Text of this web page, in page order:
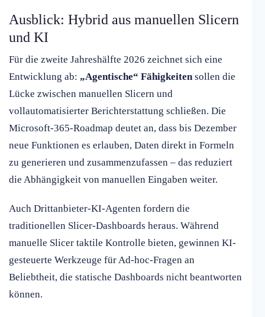
Ausblick: Hybrid aus manuellen Slicern
und KI
Für die zweite Jahreshälfte 2026 zeichnet sich eine
Entwicklung ab: „Agentische“ Fähigkeitensollen die
Lücke zwischen manuellen Slicern und
vollautomatisierter Berichterstattung schließen. Die
Microsoft-365-Roadmap deutet an, dass bis Dezember
neue Funktionen es erlauben, Daten direkt in Formeln
zu generieren und zusammenzufassen – das reduziert
die Abhängigkeit von manuellen Eingaben weiter.
Auch Drittanbieter-KI-Agenten fordern die
traditionellen Slicer-Dashboards heraus. Während
manuelle Slicer taktile Kontrolle bieten, gewinnen KI-
gesteuerte Werkzeuge für Ad-hoc-Fragen an
Beliebtheit, die statische Dashboards nicht beantworten
können.